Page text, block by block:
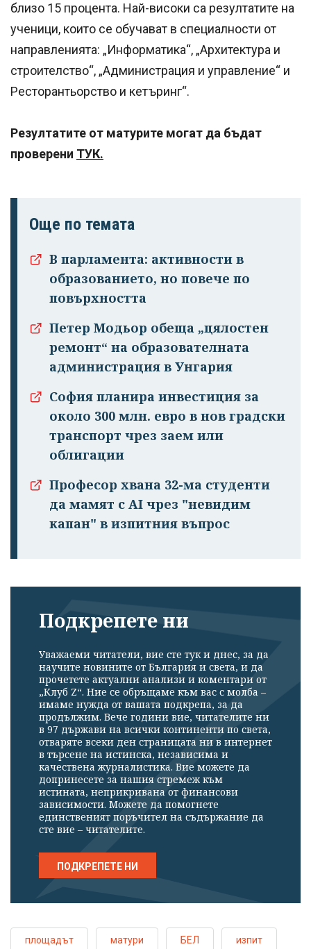
близо 15 процента. Най-високи са резултатите на
ученици, които се обучават в специалности от
направленията: „Информатика“, „Архитектура и
строителство“, „Администрация и управление“ и
Ресторантьорство и кетъринг“.
Резултатите от матурите могат да бъдат
проверени ТУК.
Още по темата
В парламента: активности в
образованието, но повече по
повърхността
Петер Модьор обеща „цялостен
ремонт“ на образователната
администрация в Унгария
София планира инвестиция за
около 300 млн. евро в нов градски
транспорт чрез заем или
облигации
Професор хвана 32-ма студенти
да мамят с AI чрез "невидим
капан" в изпитния въпрос
Подкрепете ни
Уважаеми читатели, вие сте тук и днес, за да
научите новините от България и света, и да
прочетете актуални анализи и коментари от
„Клуб Z“. Ние се обръщаме към вас с молба –
имаме нужда от вашата подкрепа, за да
продължим. Вече години вие, читателите ни
в 97 държави на всички континенти по света,
отваряте всеки ден страницата ни в интернет
в търсене на истинска, независима и
качествена журналистика. Вие можете да
допринесете за нашия стремеж към
истината, неприкривана от финансови
зависимости. Можете да помогнете
единственият поръчител на съдържание да
сте вие – читателите.
ПОДКРЕПЕТЕ НИ
площадът матури БЕЛ изпит